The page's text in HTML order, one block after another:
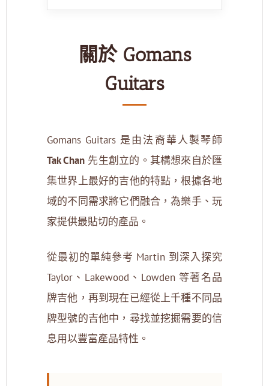
關於 Gomans
Guitars
Gomans Guitars 是由法裔華人製琴師
Tak Chan 先生創立的。其構想來自於匯
集世界上最好的吉他的特點，根據各地
域的不同需求將它們融合，為樂手、玩
家提供最貼切的產品。
從最初的單純參考 Martin 到深入探究
Taylor、Lakewood、Lowden 等著名品
牌吉他，再到現在已經從上千種不同品
牌型號的吉他中，尋找並挖掘需要的信
息用以豐富產品特性。